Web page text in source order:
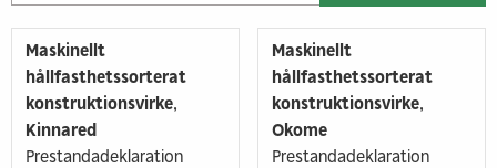
Maskinellt
hållfasthetssorterat
konstruktionsvirke,
Kinnared
Prestandadeklaration
Maskinellt
hållfasthetssorterat
konstruktionsvirke,
Okome
Prestandadeklaration